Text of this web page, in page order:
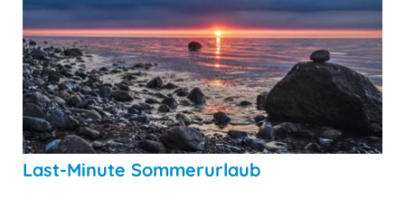
Last-Minute Sommerurlaub